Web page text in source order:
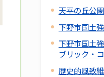
天平の丘公
下野市国土
下野市国土
ブリック・
歴史的風致